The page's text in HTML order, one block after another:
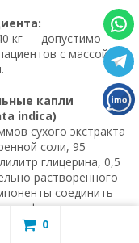
кг — допустимо
с массой
капли
indica)
сухого экстракта
соли, 95
глицерина, 0,5
растворённого
соединить
профильтровать
в стерильные
0